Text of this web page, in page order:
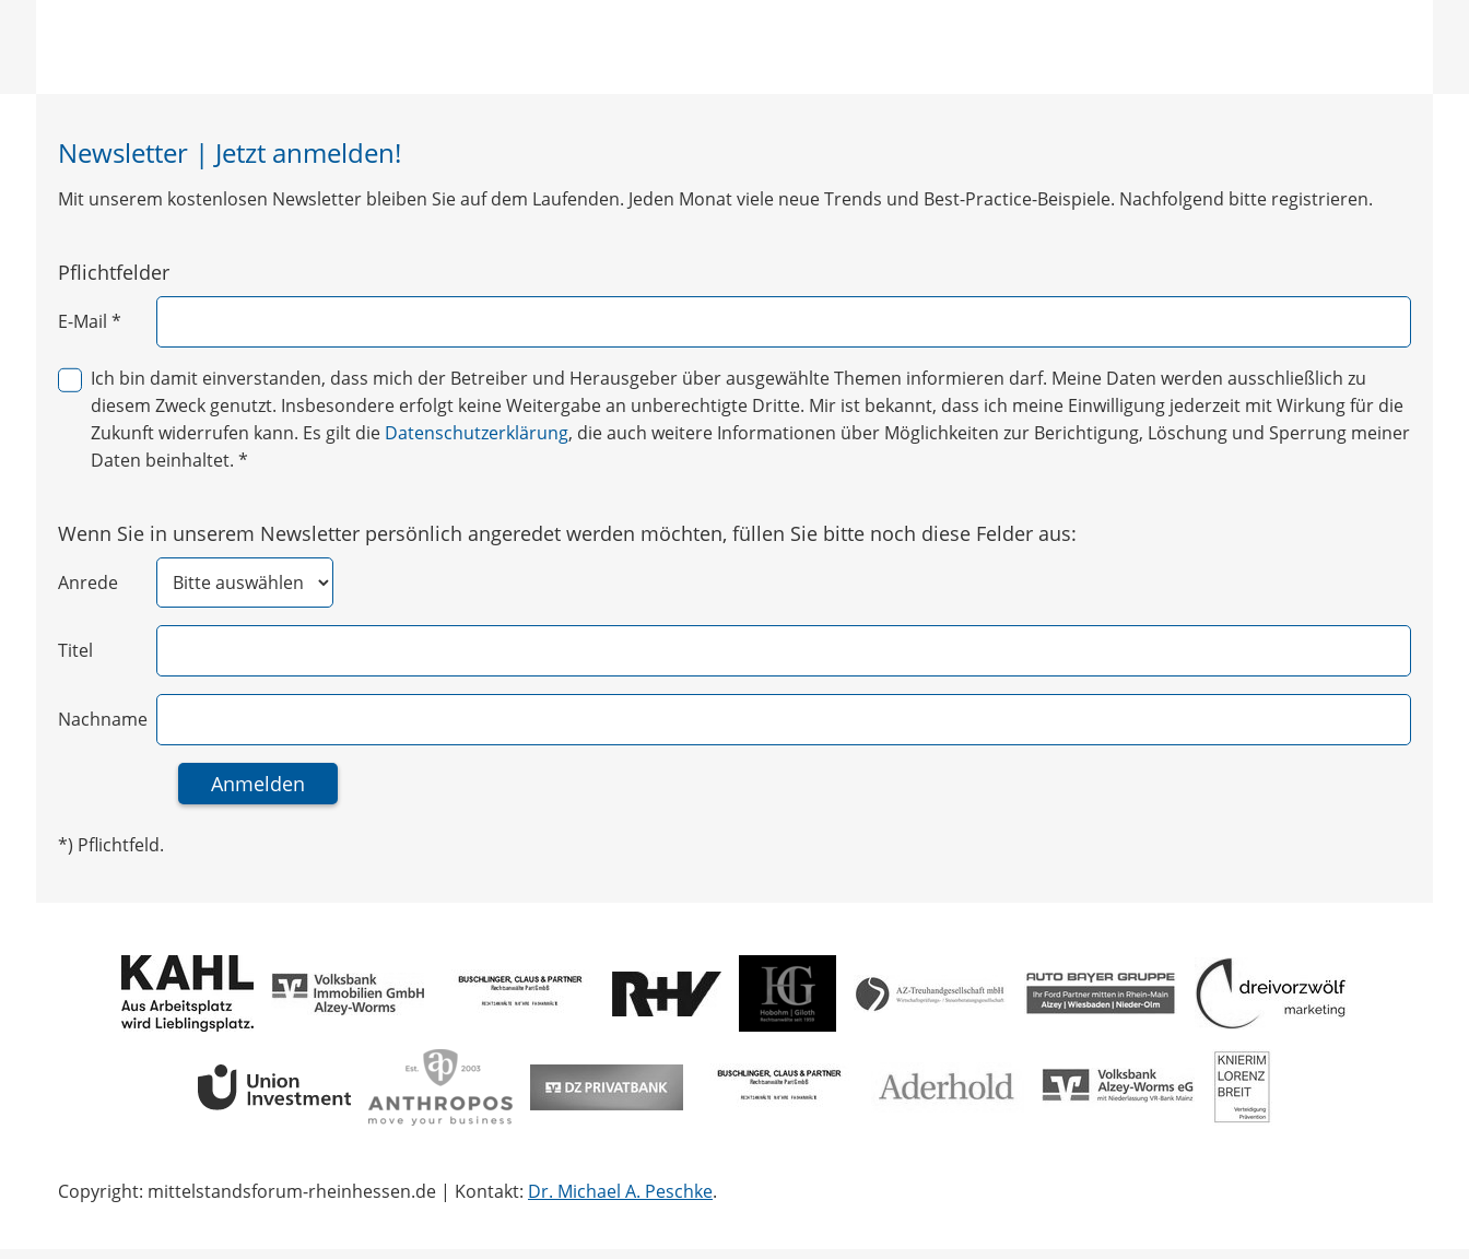
Newsletter | Jetzt anmelden!
Mit unserem kostenlosen Newsletter bleiben Sie auf dem Laufenden. Jeden Monat viele neue Trends und Best-Practice-Beispiele. Nachfolgend bitte registrieren.
Pflichtfelder
E-Mail *
Ich bin damit einverstanden, dass mich der Betreiber und Herausgeber über ausgewählte Themen informieren darf. Meine Daten werden ausschließlich zu
diesem Zweck genutzt. Insbesondere erfolgt keine Weitergabe an unberechtigte Dritte. Mir ist bekannt, dass ich meine Einwilligung jederzeit mit Wirkung für die
Zukunft widerrufen kann. Es gilt die Datenschutzerklärung, die auch weitere Informationen über Möglichkeiten zur Berichtigung, Löschung und Sperrung meiner
Daten beinhaltet. *
Wenn Sie in unserem Newsletter persönlich angeredet werden möchten, füllen Sie bitte noch diese Felder aus:
Anrede
Titel
Nachname
*) Pflichtfeld.
Copyright: mittelstandsforum-rheinhessen.de | Kontakt: Dr. Michael A. Peschke.